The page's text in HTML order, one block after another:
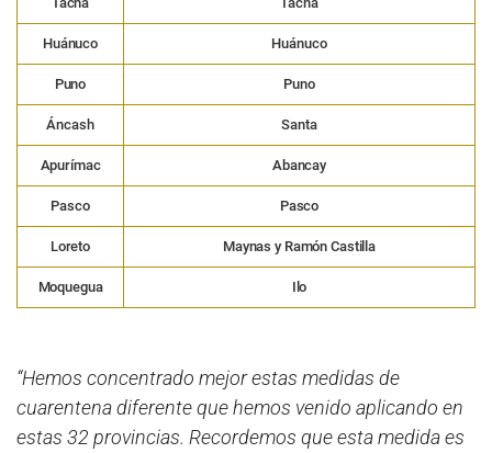
Huánuco Huánuco
Puno Puno
Áncash Santa
Apurímac Abancay
Pasco Pasco
Loreto Maynas y Ramón Castilla
Moquegua Ilo
“Hemos concentrado mejor estas medidas de
cuarentena diferente que hemos venido aplicando en
estas 32 provincias. Recordemos que esta medida es